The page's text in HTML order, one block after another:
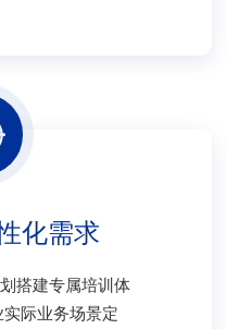
化需求
搭建专属培训体
际业务场景定